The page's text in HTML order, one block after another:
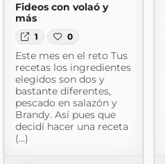
Fideos con volaó y
más
1 0
Este mes en el reto Tus
recetas los ingredientes
elegidos son dos y
bastante diferentes,
pescado en salazón y
Brandy. Así pues que
decidí hacer una receta
(...)